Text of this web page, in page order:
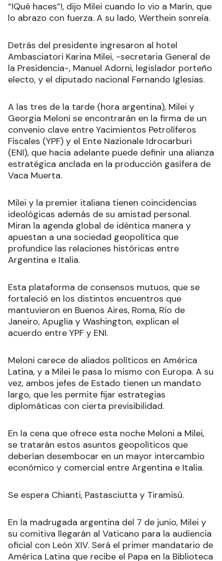
“!Qué haces”!, dijo Milei cuando lo vio a Marín, que
lo abrazo con fuerza. A su lado, Werthein sonreía.
Detrás del presidente ingresaron al hotel
Ambasciatori Karina Milei, -secretaria General de
la Presidencia-, Manuel Adorni, legislador porteño
electo, y el diputado nacional Fernando Iglesias.
A las tres de la tarde (hora argentina), Milei y
Georgia Meloni se encontrarán en la firma de un
convenio clave entre Yacimientos Petrolíferos
Fiscales (YPF) y el Ente Nazionale Idrocarburi
(ENI), que hacia adelante puede definir una alianza
estratégica anclada en la producción gasífera de
Vaca Muerta.
Milei y la premier italiana tienen coincidencias
ideológicas además de su amistad personal.
Miran la agenda global de idéntica manera y
apuestan a una sociedad geopolítica que
profundice las relaciones históricas entre
Argentina e Italia.
Esta plataforma de consensos mutuos, que se
fortaleció en los distintos encuentros que
mantuvieron en Buenos Aires, Roma, Río de
Janeiro, Apuglia y Washington, explican el
acuerdo entre YPF y ENI.
Meloni carece de aliados políticos en América
Latina, y a Milei le pasa lo mismo con Europa. A su
vez, ambos jefes de Estado tienen un mandato
largo, que les permite fijar estrategias
diplomáticas con cierta previsibilidad.
En la cena que ofrece esta noche Meloni a Milei,
se tratarán estos asuntos geopolíticos que
deberían desembocar en un mayor intercambio
económico y comercial entre Argentina e Italia.
Se espera Chianti, Pastasciutta y Tiramisú.
En la madrugada argentina del 7 de junio, Milei y
su comitiva llegarán al Vaticano para la audiencia
oficial con León XIV. Será el primer mandatario de
América Latina que recibe el Papa en la Biblioteca